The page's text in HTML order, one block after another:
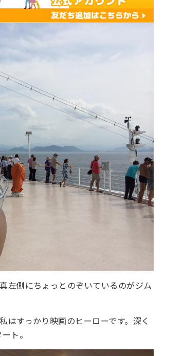
左側にちょっとのぞいているのがジム
はすっかり映画のヒーローです。深く
ト。